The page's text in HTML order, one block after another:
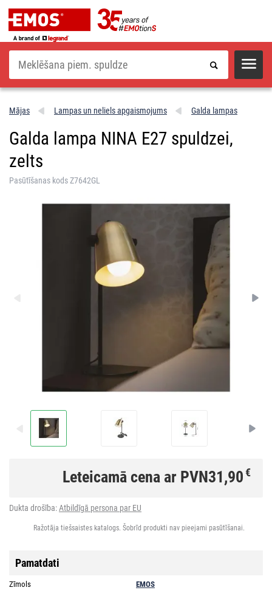
Meklēšana
Mājas Lampas un neliels apgaismojums Galda lampas
Galda lampa NINA E27 spuldzei,
zelts
Pasūtīšanas kods Z7642GL
Leteicamā cena ar PVN31,90€
Dukta drošība:Atbildīgā persona par EU
Ražotāja tiešsaistes katalogs. Šobrīd produkti nav pieejami pasūtīšanai.
Pamatdati
Zīmols
EMOS